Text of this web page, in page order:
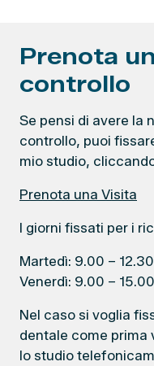
i
Prenota
controllo
Se pensi di avere la
controllo, puoi
mio studio,
Prenota una Visita
I giorni fissati per i
Martedì: 9.00 –
Venerdì: 9.00 – 15.00
Nel caso si voglia
dentale come prima
lo studio